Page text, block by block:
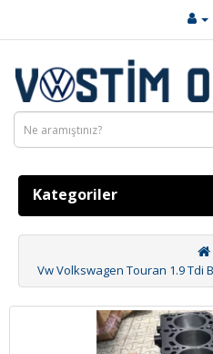
Kategoriler
Vw Volkswagen Touran 1.9 Tdi